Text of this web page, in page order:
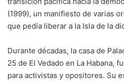
(1999), un manifiesto de varias
que pedía liberar a la Isla de la
Durante décadas, la casa de
25 de El Vedado en La Habana,
para activistas y opositores. Su